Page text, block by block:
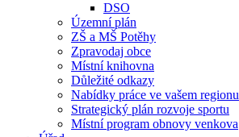
DSO
Územní plán
ZŠ a MŠ Potěhy
Zpravodaj obce
Místní knihovna
Důležité odkazy
Nabídky práce ve vašem regionu
Strategický plán rozvoje sportu
Místní program obnovy venkova